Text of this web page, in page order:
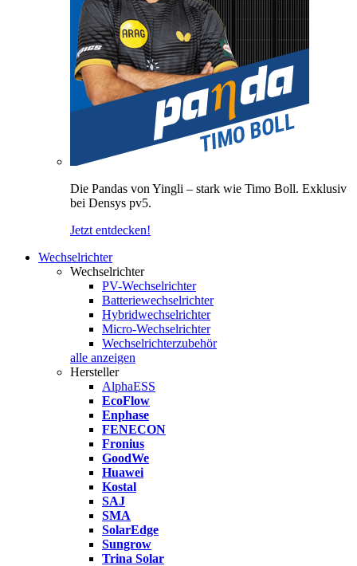
Die Pandas von Yingli – stark wie Timo Boll. Exklusiv
bei Densys pv5.
Jetzt entdecken!
Wechselrichter
Wechselrichter
PV-Wechselrichter
Batteriewechselrichter
Hybridwechselrichter
Micro-Wechselrichter
Wechselrichterzubehör
alle anzeigen
Hersteller
AlphaESS
EcoFlow
Enphase
FENECON
Fronius
GoodWe
Huawei
Kostal
SAJ
SMA
SolarEdge
Sungrow
Trina Solar